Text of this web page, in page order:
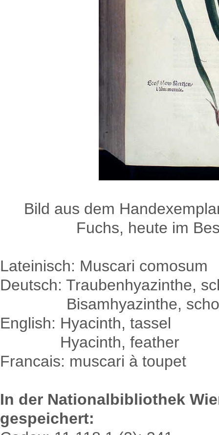
Bild aus dem
Fuchs, heute im
Lateinisch: Muscari comosum
Deutsch: Traubenhyazinthe,
Bisamhyazinthe,
English: Hyacinth, tassel
Hyacinth, feather
Francais: muscari à toupet
In der Nationalbibliothek
gespeichert: